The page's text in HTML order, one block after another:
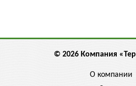
© 2026 Компания
О компании